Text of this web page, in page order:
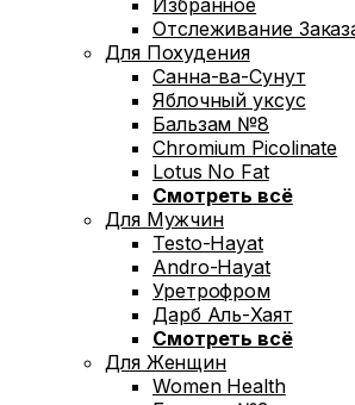
Отслеживание
Для Похудения
Санна-ва-Сунут
Яблочный уксус
Бальзам №8
Chromium Picolinate
Lotus No Fat
Смотреть всё
Для Мужчин
Testo-Hayat
Andro-Hayat
Уретрофром
Дарб Аль-Хаят
Смотреть всё
Для Женщин
Women Health